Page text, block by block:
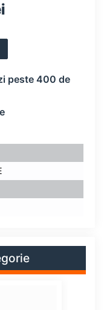
peste 400 de